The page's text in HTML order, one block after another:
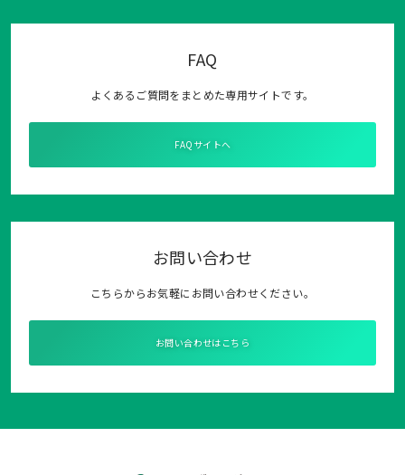
FAQ
よくあるご質問をまとめた専用サイトです。
FAQサイトへ
お問い合わせ
こちらからお気軽にお問い合わせください。
お問い合わせはこちら